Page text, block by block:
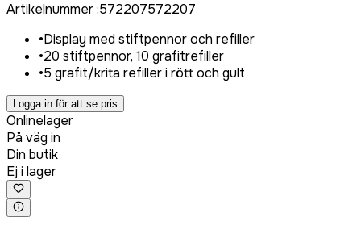
Artikelnummer:572207572207
•Display med stiftpennor och refiller
•20 stiftpennor, 10 grafitrefiller
•5 grafit/krita refiller i rött och gult
Logga in för att se pris
Onlinelager
På väg in
Din butik
Ej i lager